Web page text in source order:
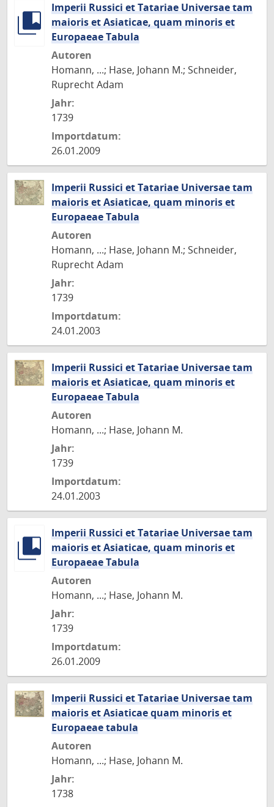
Imperii Russici et Tatariae Universae tam
maioris et Asiaticae, quam minoris et
Europaeae Tabula
Autoren
Homann, ...; Hase, Johann M.; Schneider,
Ruprecht Adam
Jahr:
1739
Importdatum:
26.01.2009
Imperii Russici et Tatariae Universae tam
maioris et Asiaticae, quam minoris et
Europaeae Tabula
Autoren
Homann, ...; Hase, Johann M.; Schneider,
Ruprecht Adam
Jahr:
1739
Importdatum:
24.01.2003
Imperii Russici et Tatariae Universae tam
maioris et Asiaticae, quam minoris et
Europaeae Tabula
Autoren
Homann, ...; Hase, Johann M.
Jahr:
1739
Importdatum:
24.01.2003
Imperii Russici et Tatariae Universae tam
maioris et Asiaticae, quam minoris et
Europaeae Tabula
Autoren
Homann, ...; Hase, Johann M.
Jahr:
1739
Importdatum:
26.01.2009
Imperii Russici et Tatariae Universae tam
maioris et Asiaticae quam minoris et
Europaeae tabula
Autoren
Homann, ...; Hase, Johann M.
Jahr:
1738